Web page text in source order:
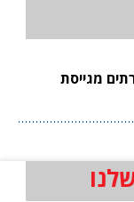
מגייסת